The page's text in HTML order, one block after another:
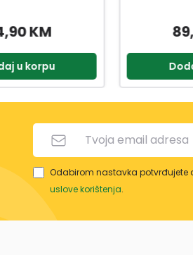
KM
u korpu
Odabirom nastavka potvrđujete
uslove korištenja.